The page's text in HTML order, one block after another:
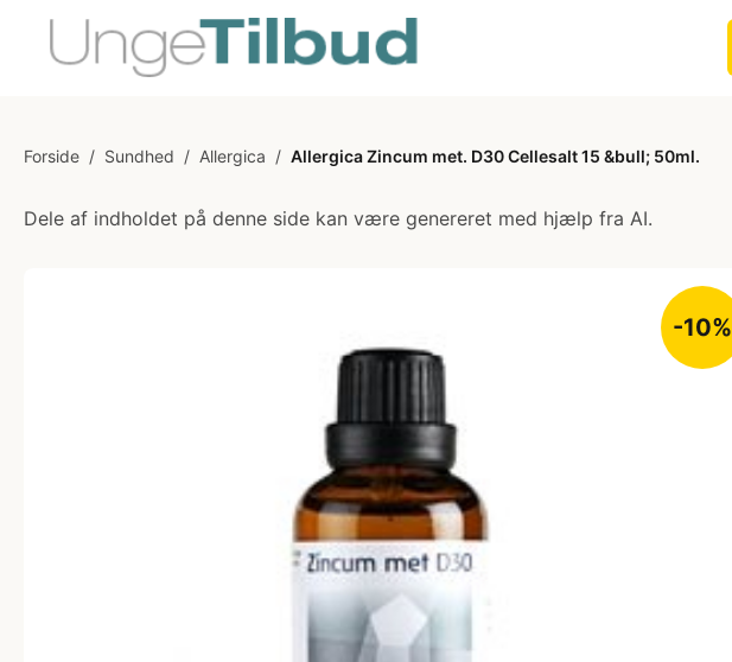
Forside / Sundhed / Allergica / Allergica Zincum met. D30 Cellesalt 15 &bull; 50ml.
Dele af indholdet på denne side kan være genereret med hjælp fra AI.
-10%